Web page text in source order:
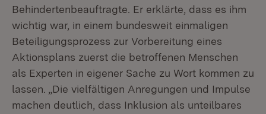
Behindertenbeauftragte. Er erklärte, dass es ihm
wichtig war, in einem bundesweit einmaligen
Beteiligungsprozess zur Vorbereitung eines
Aktionsplans zuerst die betroffenen Menschen
als Experten in eigener Sache zu Wort kommen zu
lassen. „Die vielfältigen Anregungen und Impulse
machen deutlich, dass Inklusion als unteilbares